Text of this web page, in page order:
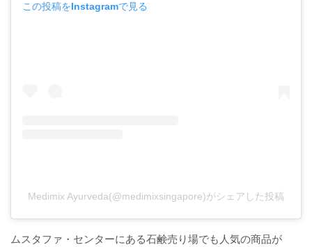
この投稿をInstagramで見る
Medimix Ayurveda(@medimixsingapore)がシェアした投稿
ムスタファ・センターにある石鹸売り場でも人気の商品が